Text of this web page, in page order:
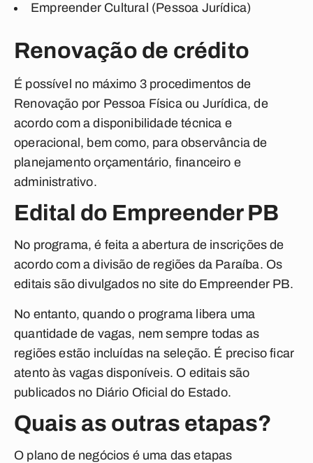
Empreender Cultural (Pessoa Jurídica)
Renovação de crédito
É possível no máximo 3 procedimentos de
Renovação por Pessoa Física ou Jurídica, de
acordo com a disponibilidade técnica e
operacional, bem como, para observância de
planejamento orçamentário, financeiro e
administrativo.
Edital do Empreender PB
No programa, é feita a abertura de inscrições de
acordo com a divisão de regiões da Paraíba. Os
editais são divulgados no site do Empreender PB.
No entanto, quando o programa libera uma
quantidade de vagas, nem sempre todas as
regiões estão incluídas na seleção. É preciso ficar
atento às vagas disponíveis. O editais são
publicados no Diário Oficial do Estado.
Quais as outras etapas?
O plano de negócios é uma das etapas